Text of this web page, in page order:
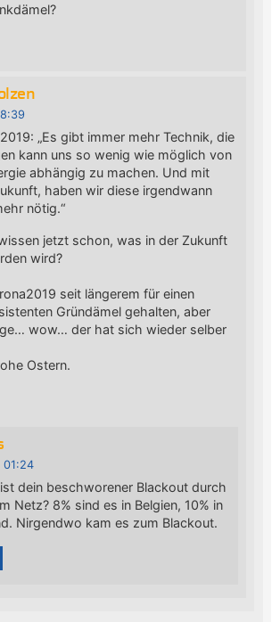
„Es gibt immer mehr Technik, die
kann uns so wenig wie möglich von
abhängig zu machen. Und mit
haben wir diese irgendwann
nötig.“
jetzt schon, was in der Zukunft
wird?
seit längerem für einen
Gründämel gehalten, aber
wow… der hat sich wieder selber
Ostern.
01:24
dein beschworener Blackout durch
Netz? 8% sind es in Belgien, 10% in
Nirgendwo kam es zum Blackout.